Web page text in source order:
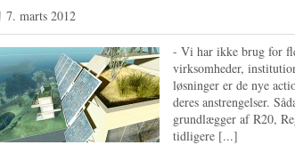
7. marts 2012
- Vi har ikke brug for
virksomheder,
løsninger er de nye
deres anstrengelser.
grundlægger af R20,
tidligere [...]